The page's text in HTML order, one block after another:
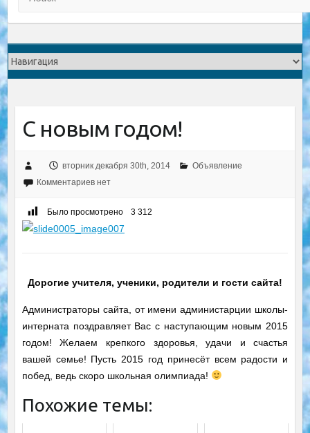
C новым годом!
вторник декабря 30th, 2014
Объявление
Комментариев нет
Было просмотрено 3 312
Дорогие учителя, ученики, родители и гости сайта!
Администраторы сайта, от имени администарции школы-
интерната поздравляет Вас с наступающим новым 2015
годом! Желаем крепкого здоровья, удачи и счастья
вашей семье! Пусть 2015 год принесёт всем радости и
побед, ведь скоро школьная олимпиада!
Похожие темы: